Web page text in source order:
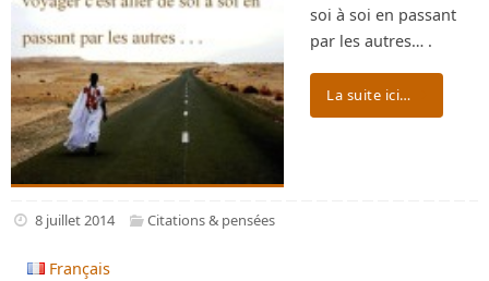
soi à soi en passant
par les autres… .
La suite ici…
8 juillet 2014 Citations & pensées
Français